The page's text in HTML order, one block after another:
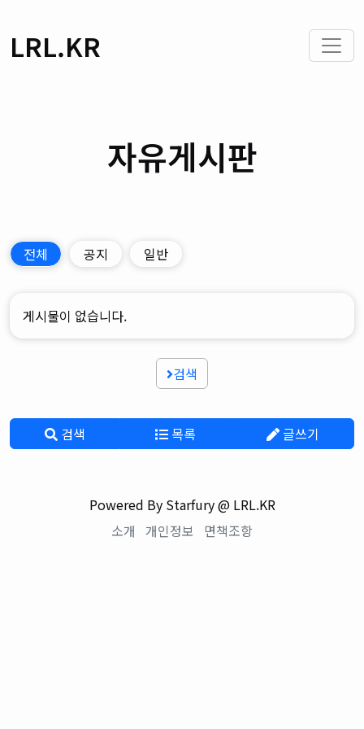
LRL.KR
자유게시판
전체 공지 일반
게시물이 없습니다.
검색
검색 목록 글쓰기
Powered By Starfury @ LRL.KR
소개 개인정보 면책조항